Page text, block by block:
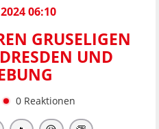
06:10
GRUSELIGEN
UND
0 Reaktionen